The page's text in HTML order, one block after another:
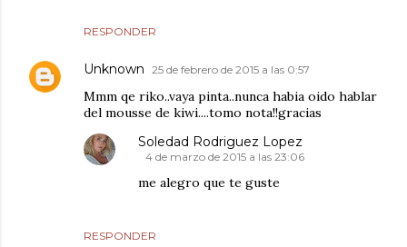
RESPONDER
Unknown 25 de febrero de 2015 a las 0:57
Mmm qe riko..vaya pinta..nunca habia oido hablar
del mousse de kiwi....tomo nota!!gracias
RESPONDER
Soledad Rodriguez Lopez
4 de marzo de 2015 a las 23:06
me alegro que te guste